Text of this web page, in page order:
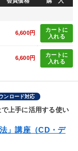
6,600円
カートに
入れる
6,600円
カートに
入れる
ンロード対応
上手に活用する使い
」講座（CD・デ